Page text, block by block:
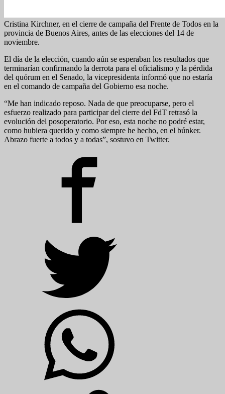
Cristina Kirchner, en el cierre de campaña del Frente de Todos en la
provincia de Buenos Aires, antes de las elecciones del 14 de
noviembre.
El día de la elección, cuando aún se esperaban los resultados que
terminarían confirmando la derrota para el oficialismo y la pérdida
del quórum en el Senado, la vicepresidenta informó que no estaría
en el comando de campaña del Gobierno esa noche.
“Me han indicado reposo. Nada de que preocuparse, pero el
esfuerzo realizado para participar del cierre del FdT retrasó la
evolución del posoperatorio. Por eso, esta noche no podré estar,
como hubiera querido y como siempre he hecho, en el búnker.
Abrazo fuerte a todos y a todas”, sostuvo en Twitter.